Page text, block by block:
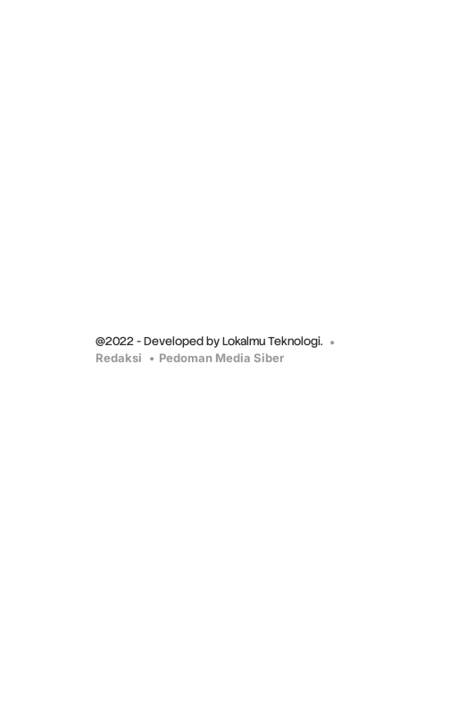
@2022 - Developed by Lokalmu Teknologi.
Redaksi Pedoman Media Siber